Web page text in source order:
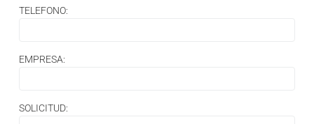
TELEFONO:
EMPRESA:
SOLICITUD: